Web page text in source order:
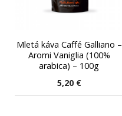
Mletá káva Caffé Galliano –
Aromi Vaniglia (100%
arabica) – 100g
5,20 €